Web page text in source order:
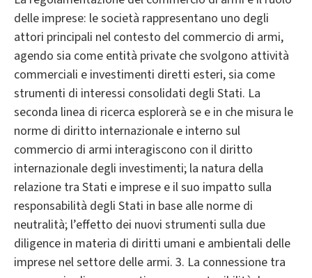
delle imprese: le società rappresentano uno degli
attori principali nel contesto del commercio di armi,
agendo sia come entità private che svolgono attività
commerciali e investimenti diretti esteri, sia come
strumenti di interessi consolidati degli Stati. La
seconda linea di ricerca esplorerà se e in che misura le
norme di diritto internazionale e interno sul
commercio di armi interagiscono con il diritto
internazionale degli investimenti; la natura della
relazione tra Stati e imprese e il suo impatto sulla
responsabilità degli Stati in base alle norme di
neutralità; l’effetto dei nuovi strumenti sulla due
diligence in materia di diritti umani e ambientali delle
imprese nel settore delle armi. 3. La connessione tra